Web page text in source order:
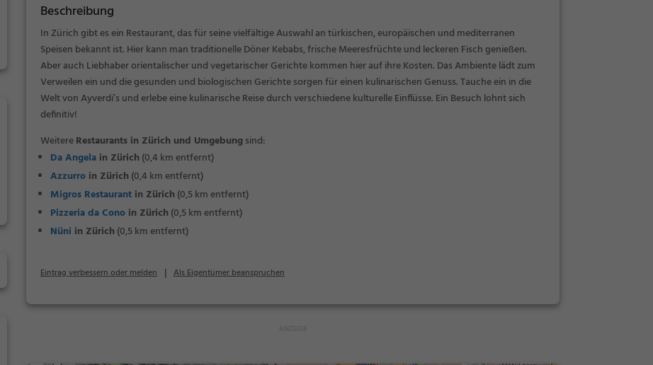
Beschreibung
In Zürich gibt es ein Restaurant, das für seine vielfältige Auswahl an türkischen, europäischen und mediterranen
Speisen bekannt ist. Hier kann man traditionelle Döner Kebabs, frische Meeresfrüchte und leckeren Fisch genießen.
Aber auch Liebhaber orientalischer und vegetarischer Gerichte kommen hier auf ihre Kosten. Das Ambiente lädt zum
Verweilen ein und die gesunden und biologischen Gerichte sorgen für einen kulinarischen Genuss. Tauche ein in die
Welt von Ayverdi’s und erlebe eine kulinarische Reise durch verschiedene kulturelle Einflüsse. Ein Besuch lohnt sich
definitiv!
WeitereRestaurants in Zürich und Umgebungsind:
Da Angela in Zürich (0,4 km entfernt)
Azzurro in Zürich (0,4 km entfernt)
Migros Restaurant in Zürich (0,5 km entfernt)
Pizzeria da Cono in Zürich (0,5 km entfernt)
Nüni in Zürich (0,5 km entfernt)
Eintrag verbessern oder melden | Als Eigentümer beanspruchen